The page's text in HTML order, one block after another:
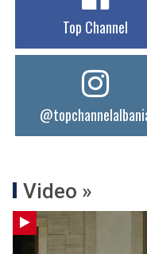
Top Channel
Video »